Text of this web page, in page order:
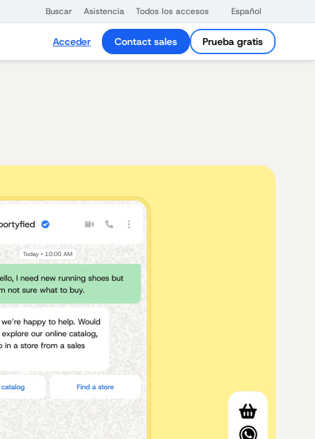
Buscar Asistencia Todos los accesos Español
Acceder Contact sales Prueba gratis